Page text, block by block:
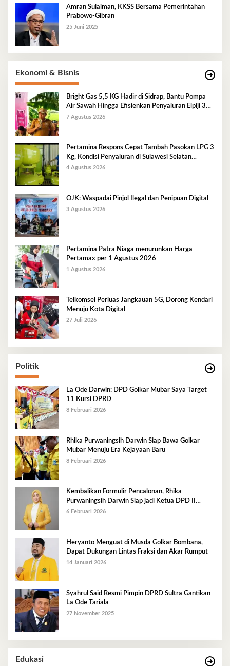
Amran Sulaiman, KKSS Bersama Pemerintahan
Prabowo-Gibran
25 Juni 2025
Ekonomi & Bisnis
Bright Gas 5,5 KG Hadir di Sidrap, Bantu Pompa
Air Sawah Hingga Efisienkan Penyaluran Elpiji 3
Kg
7 Agustus 2026
Pertamina Respons Cepat Tambah Pasokan LPG 3
Kg, Kondisi Penyaluran di Sulawesi Selatan
Berlangsung Kondusif
4 Agustus 2026
OJK: Waspadai Pinjol Ilegal dan Penipuan Digital
3 Agustus 2026
Pertamina Patra Niaga menurunkan Harga
Pertamax per 1 Agustus 2026
1 Agustus 2026
Telkomsel Perluas Jangkauan 5G, Dorong Kendari
Menuju Kota Digital
27 Juli 2026
Politik
La Ode Darwin: DPD Golkar Mubar Saya Target
11 Kursi DPRD
8 Februari 2026
Rhika Purwaningsih Darwin Siap Bawa Golkar
Mubar Menuju Era Kejayaan Baru
8 Februari 2026
Kembalikan Formulir Pencalonan, Rhika
Purwaningsih Darwin Siap jadi Ketua DPD II
Golkar Mubar
6 Februari 2026
Heryanto Menguat di Musda Golkar Bombana,
Dapat Dukungan Lintas Fraksi dan Akar Rumput
14 Januari 2026
Syahrul Said Resmi Pimpin DPRD Sultra Gantikan
La Ode Tariala
27 November 2025
Edukasi